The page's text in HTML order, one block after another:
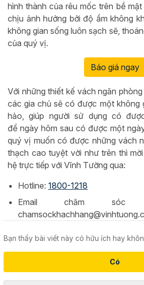
hình thành của rêu mốc trên bề
chịu ảnh hưởng bởi độ ẩm không
không gian sống luôn sạch sẽ,
của quý vị.
Báo giá ngay
Với những thiết kế vách ngăn
các gia chủ sẽ có được một không
hảo, giúp người sử dụng có
để ngày hôm sau có được một
quý vị muốn có được những vách
thạch cao tuyệt vời như trên thì
hệ trực tiếp với Vĩnh Tường qua:
Hotline: 1800-1218
Email chăm sóc
Bạn thấy bài viết này có hữu ích hay
Có